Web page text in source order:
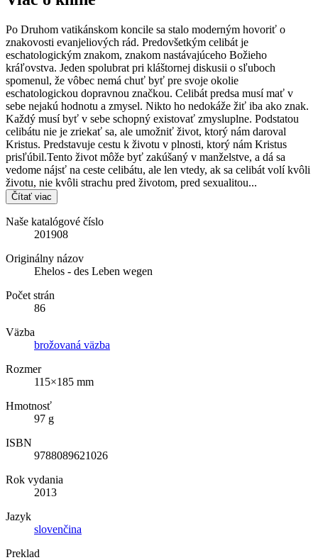
Po Druhom vatikánskom koncile sa stalo moderným hovoriť o
znakovosti evanjeliových rád. Predovšetkým celibát je
eschatologickým znakom, znakom nastávajúceho Božieho
kráľovstva. Jeden spolubrat pri kláštornej diskusii o sľuboch
spomenul, že vôbec nemá chuť byť pre svoje okolie
eschatologickou dopravnou značkou. Celibát predsa musí mať v
sebe nejakú hodnotu a zmysel. Nikto ho nedokáže žiť iba ako znak.
Každý musí byť v sebe schopný existovať zmysluplne. Podstatou
celibátu nie je zriekať sa, ale umožniť život, ktorý nám daroval
Kristus. Predstavuje cestu k životu v plnosti, ktorý nám Kristus
prisľúbil.Tento život môže byť zakúšaný v manželstve, a dá sa
vedome nájsť na ceste celibátu, ale len vtedy, ak sa celibát volí kvôli
životu, nie kvôli strachu pred životom, pred sexualitou...
Čítať viac
Naše katalógové číslo
201908
Originálny názov
Ehelos - des Leben wegen
Počet strán
86
Väzba
brožovaná väzba
Rozmer
115×185 mm
Hmotnosť
97 g
ISBN
9788089621026
Rok vydania
2013
Jazyk
slovenčina
Preklad